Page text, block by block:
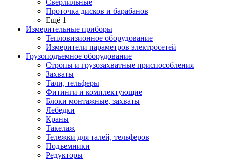
Сверлильные
Проточка дисков и барабанов
Ещё 1
Измерительные приборы
Тепловизионное оборудование
Измерители параметров электросетей
Грузоподъемное оборудование
Стропы и грузозахватные приспособления
Захваты
Тали, тельферы
Фитинги и комплектующие
Блоки монтажные, захваты
Лебедки
Краны
Такелаж
Тележки для талей, тельферов
Подъемники
Редукторы